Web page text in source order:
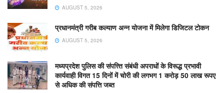
AUGUST 5, 2026
प्रधानमंत्री गरीब कल्याण अन्न योजना में मिलेगा डिजिटल टोकन
AUGUST 5, 2026
मध्यप्रदेश पुलिस की संपत्त्ति संबंधी अपराधों के विरूद्ध प्रभावी
कार्यवाही विगत 15 दिनों में चोरी की लगभग 1 करोड़ 50 लाख रूपए
से अधिक की संपत्ति जब्‍त